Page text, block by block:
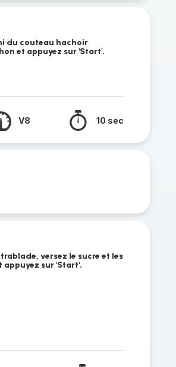
du couteau hachoir
et appuyez sur 'Start'.
V8 10 sec
versez le sucre et les
sur 'Start'.